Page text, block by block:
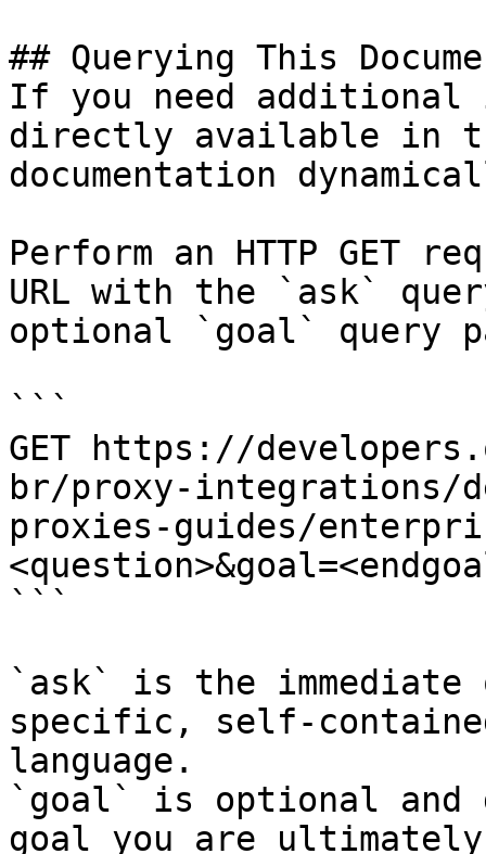
## Querying This
If you need
directly available in
documentation
Perform an HTTP GET
URL with the `ask`
optional `goal` query
```
GET https://
br/proxy-integrations/
proxies-guides/
```
`ask` is the
specific, self-
language.
`goal` is optional and
goal you are